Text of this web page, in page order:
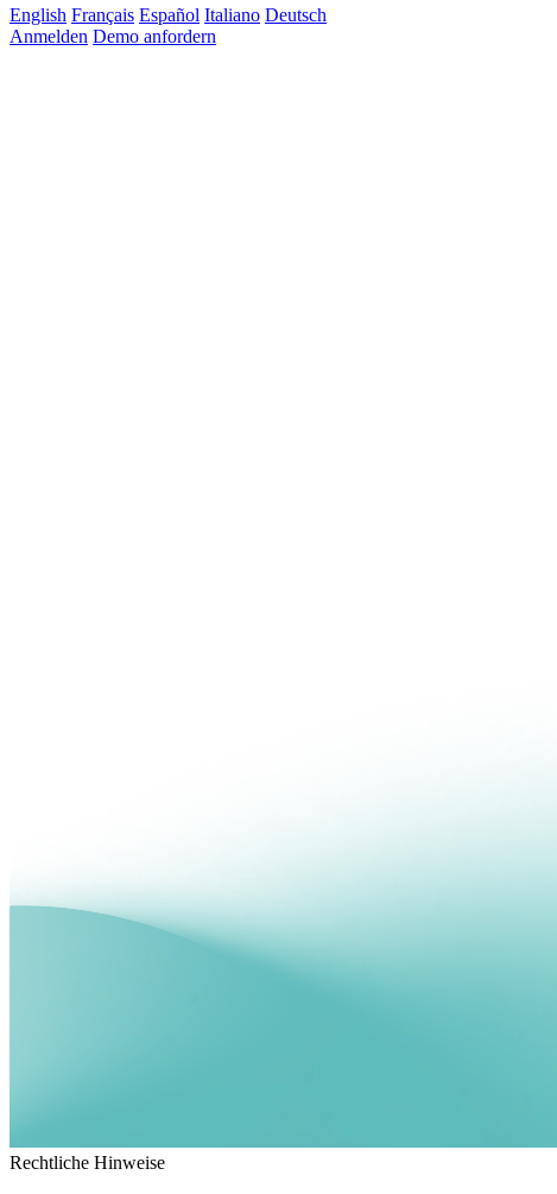
English Français Español Italiano Deutsch
Anmelden Demo anfordern
Rechtliche Hinweise